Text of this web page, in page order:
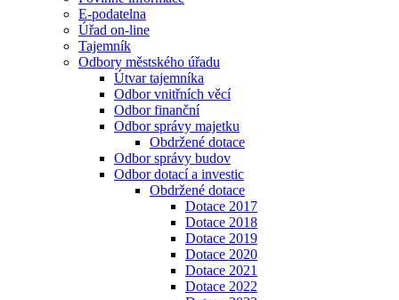
E-podatelna
Úřad on-line
Tajemník
Odbory městského úřadu
Útvar tajemníka
Odbor vnitřních věcí
Odbor finanční
Odbor správy majetku
Obdržené dotace
Odbor správy budov
Odbor dotací a investic
Obdržené dotace
Dotace 2017
Dotace 2018
Dotace 2019
Dotace 2020
Dotace 2021
Dotace 2022